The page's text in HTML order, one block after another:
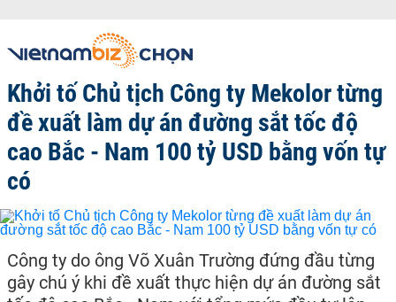
Khởi tố Chủ tịch Công ty Mekolor từng
đề xuất làm dự án đường sắt tốc độ
cao Bắc - Nam 100 tỷ USD bằng vốn tự
có
Công ty do ông Võ Xuân Trường đứng đầu từng
gây chú ý khi đề xuất thực hiện dự án đường sắt